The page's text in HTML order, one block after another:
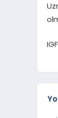
IGF